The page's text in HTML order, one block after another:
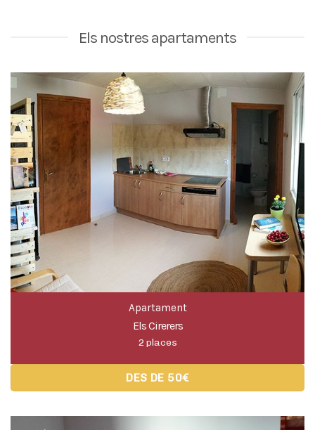
Apartament
Els Cirerers
2 places
DES DE 50€